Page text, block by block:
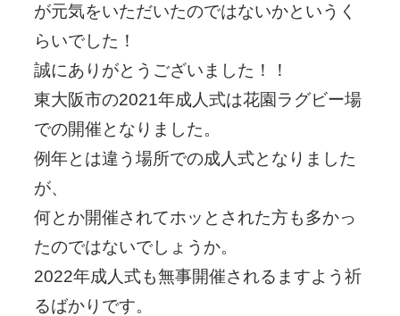
が元気をいただいたのではないかというく
らいでした！
誠にありがとうございました！！
東大阪市の2021年成人式は花園ラグビー場
での開催となりました。
例年とは違う場所での成人式となりました
が、
何とか開催されてホッとされた方も多かっ
たのではないでしょうか。
2022年成人式も無事開催されるますよう祈
るばかりです。